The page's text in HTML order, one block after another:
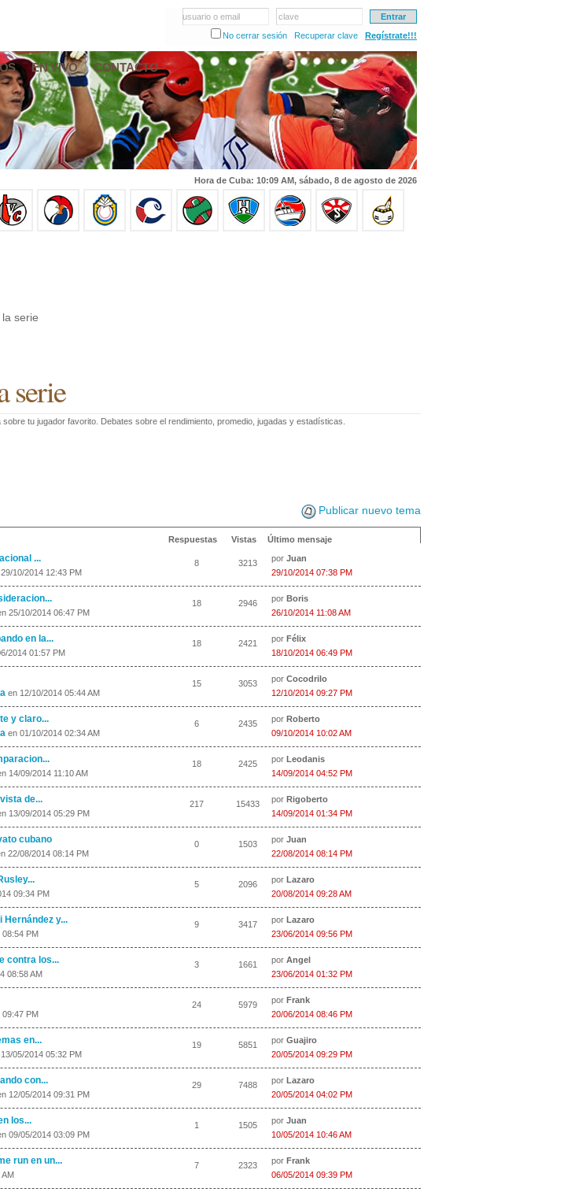
usuario o email
clave
No cerrar sesión
Recuperar clave Regístrate!!!
EN VIVO CONTACTO
Hora de Cuba: 10:09 AM, sábado, 8 de agosto de 2026
serie
serie
tu jugador favorito. Debates sobre el rendimiento, promedio, jugadas y estadísticas.
Publicar nuevo tema
Respuestas Vistas Último mensaje
...
10/2014 12:43 PM
8 3213 por Juan
29/10/2014 07:38 PM
25/10/2014 06:47 PM
18 2946 por Boris
26/10/2014 11:08 AM
en la...
2014 01:57 PM
18 2421 por Félix
18/10/2014 06:49 PM
en 12/10/2014 05:44 AM
15 3053 por Cocodrilo
12/10/2014 09:27 PM
y claro...
en 01/10/2014 02:34 AM
6 2435 por Roberto
09/10/2014 10:02 AM
14/09/2014 11:10 AM
18 2425 por Leodanis
14/09/2014 04:52 PM
de...
13/09/2014 05:29 PM
217 15433 por Rigoberto
14/09/2014 01:34 PM
cubano
22/08/2014 08:14 PM
0 1503 por Juan
22/08/2014 08:14 PM
09:34 PM
5 2096 por Lazaro
20/08/2014 09:28 AM
Hernández y...
08:54 PM
9 3417 por Lazaro
23/06/2014 09:56 PM
contra los...
08:58 AM
3 1661 por Angel
23/06/2014 01:32 PM
09:47 PM
24 5979 por Frank
20/06/2014 08:46 PM
en...
05/2014 05:32 PM
19 5851 por Guajiro
20/05/2014 09:29 PM
con...
12/05/2014 09:31 PM
29 7488 por Lazaro
20/05/2014 04:02 PM
los...
09/05/2014 03:09 PM
1 1505 por Juan
10/05/2014 10:46 AM
run en un...
AM
7 2323 por Frank
06/05/2014 09:39 PM